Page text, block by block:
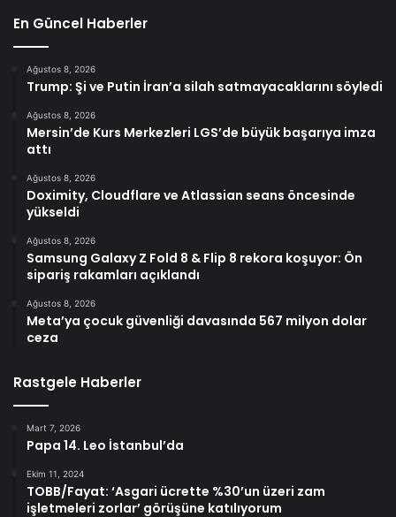
En Güncel Haberler
Ağustos 8, 2026
Trump: Şi ve Putin İran’a silah satmayacaklarını söyledi
Ağustos 8, 2026
Mersin’de Kurs Merkezleri LGS’de büyük başarıya imza
attı
Ağustos 8, 2026
Doximity, Cloudflare ve Atlassian seans öncesinde
yükseldi
Ağustos 8, 2026
Samsung Galaxy Z Fold 8 & Flip 8 rekora koşuyor: Ön
sipariş rakamları açıklandı
Ağustos 8, 2026
Meta’ya çocuk güvenliği davasında 567 milyon dolar
ceza
Rastgele Haberler
Mart 7, 2026
Papa 14. Leo İstanbul’da
Ekim 11, 2024
TOBB/Fayat: ‘Asgari ücrette %30’un üzeri zam
işletmeleri zorlar’ görüşüne katılıyorum